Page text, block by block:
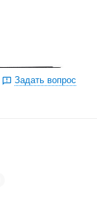
Задать вопрос